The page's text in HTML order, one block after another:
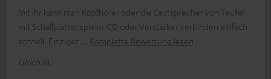
Mit ihr kann man Kopfhörer oder die Lautsprecher von Teufel
mit Schallplattenspieler CD oder Verstärker verbinden einfach
schnell. Einziger
Komplette Bewertung lesen
Ulrich M.